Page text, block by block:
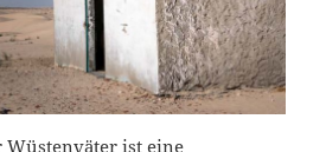
ist eine